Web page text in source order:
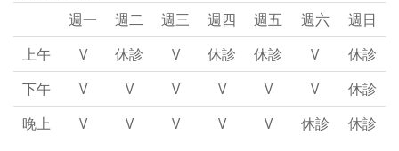
週一
週二 週三 週四 週五 週六
週日
上午
V 休診 V 休診 休診 V
休診
下午
V V V V V V
休診
晚上
V V V V V 休診 休診